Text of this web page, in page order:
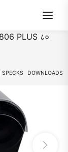
PLUS ८०
SPECKS DOWNLOADS